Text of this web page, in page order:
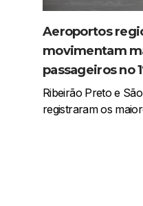
Aeroportos
movimentam
passageiros no
Ribeirão Preto e
registraram os